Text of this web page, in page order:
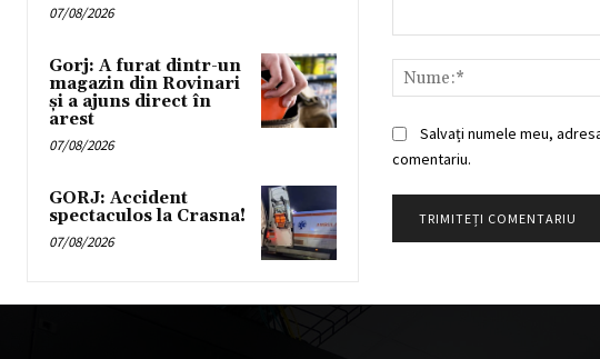
07/08/2026
Gorj: A furat dintr-un
magazin din Rovinari
și a ajuns direct în
arest
07/08/2026
GORJ: Accident
spectaculos la Crasna!
07/08/2026
Salvați numele meu,
comentariu.